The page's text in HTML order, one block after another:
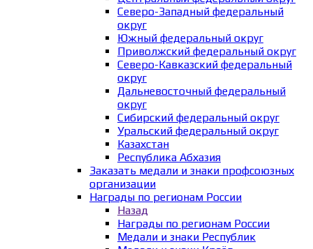
Северо-Западный федеральный
округ
Южный федеральный округ
Приволжский федеральный округ
Северо-Кавказский федеральный
округ
Дальневосточный федеральный
округ
Сибирский федеральный округ
Уральский федеральный округ
Казахстан
Республика Абхазия
Заказать медали и знаки профсоюзных
организации
Награды по регионам России
Назад
Награды по регионам России
Медали и знаки Республик